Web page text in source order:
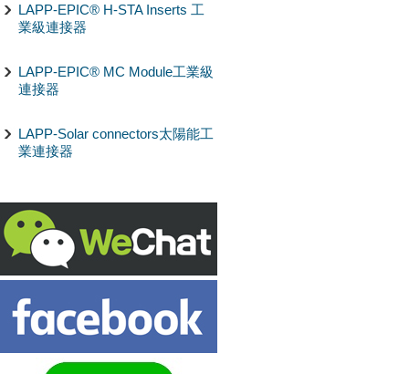
LAPP-EPIC® H-STA Inserts 工
業級連接器
LAPP-EPIC® MC Module工業級
連接器
LAPP-Solar connectors太陽能工
業連接器